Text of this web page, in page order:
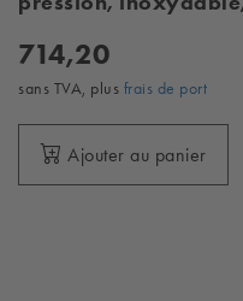
714,20
sans TVA, plus frais de port
Ajouter au panier